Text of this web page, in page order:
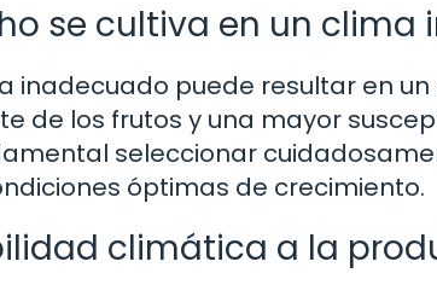
se cultiva en un clima
inadecuado puede resultar en
de los frutos y una mayor
seleccionar
óptimas de crecimiento.
climática a la